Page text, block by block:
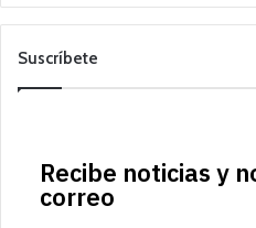
Suscríbete
Recibe noticias y
correo